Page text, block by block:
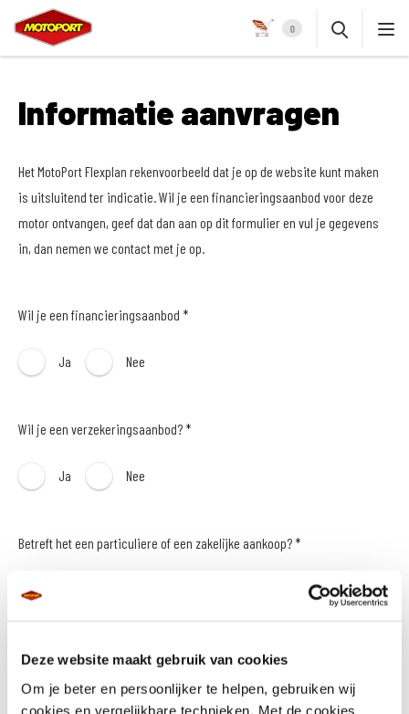
Deze website maakt gebruik van cookies
Om je beter en persoonlijker te helpen, gebruiken wij
cookies en vergelijkbare technieken. Met de cookies
0
Informatie aanvragen
Het MotoPort Flexplan rekenvoorbeeld dat je op de website kunt maken
is uitsluitend ter indicatie. Wil je een financieringsaanbod voor deze
motor ontvangen, geef dat dan aan op dit formulier en vul je gegevens
in, dan nemen we contact met je op.
Wil je een financieringsaanbod *
Ja Nee
Wil je een verzekeringsaanbod? *
Ja Nee
Betreft het een particuliere of een zakelijke aankoop? *